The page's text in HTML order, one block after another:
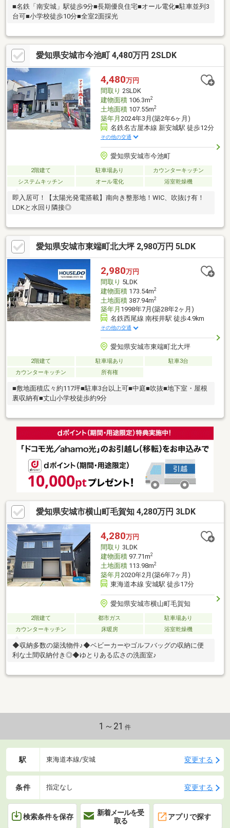
■名鉄「南安城」駅徒歩9分■長期優良住宅■オール電化■駐車並列3
台可■小学校徒歩10分■全室2面採光
愛知県安城市今池町 4,480万円 2SLDK
4,480万円
間取り 2SLDK
建物面積106.3m2
土地面積107.55m2
築年月 2024年3月(築2年6ヶ月)
名鉄名古屋本線 新安城駅 徒歩12分
その他の交通
愛知県安城市今池町
2階建て 駐車場あり
カウンターキッチン
システムキッチン
オール電化 浴室乾燥機
即入居可！【太陽光発電搭載】南向き整形地！WIC、吹抜け有！
LDKと水回り隣接◎
愛知県安城市東端町北大坪 2,980万円 5LDK
2,980万円
間取り 5LDK
建物面積173.54m2
土地面積387.94m2
築年月 1998年7月(築28年2ヶ月)
名鉄西尾線 南桜井駅 徒歩4.9km
その他の交通
愛知県安城市東端町北大坪
2階建て 駐車場あり
駐車3台
カウンターキッチン
所有権
■敷地面積広々約117坪■駐車3台以上可■中庭■吹抜■地下室・屋根
裏収納有■丈山小学校徒歩約9分
愛知県安城市横山町毛賀知 4,280万円 3LDK
4,280万円
間取り 3LDK
建物面積97.71m2
土地面積113.98m2
築年月 2020年2月(築6年7ヶ月)
東海道本線 安城駅 徒歩17分
愛知県安城市横山町毛賀知
2階建て 都市ガス
駐車場あり
カウンターキッチン
床暖房 浴室乾燥機
◆収納多数の築浅物件♪◆ベビーカーやゴルフバッグの収納に便
利な土間収納付き◎◆ゆとりある広さの洗面室♪
1～21 件
駅 東海道本線/安城 変更する
条件 指定なし 変更する
検索条件を保存
新着メールを受
取る
アプリで探す